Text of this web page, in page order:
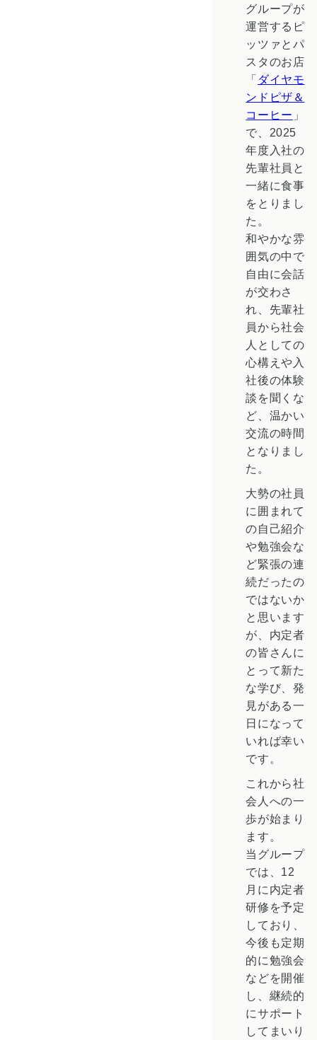
グループが
運営するピ
ッツァとパ
スタのお店
「 ダイヤモ
ンドピザ＆
コーヒー 」
で、2025
年度入社の
先輩社員と
一緒に食事
をとりまし
た。
和やかな雰
囲気の中で
自由に会話
が交わさ
れ、先輩社
員から社会
人としての
心構えや入
社後の体験
談を聞くな
ど、温かい
交流の時間
となりまし
た。
大勢の社員
に囲まれて
の自己紹介
や勉強会な
ど緊張の連
続だったの
ではないか
と思います
が、内定者
の皆さんに
とって新た
な学び、発
見がある一
日になって
いれば幸い
です。
これから社
会人への一
歩が始まり
ます。
当グループ
では、12
月に内定者
研修を予定
しており、
今後も定期
的に勉強会
などを開催
し、継続的
にサポート
してまいり